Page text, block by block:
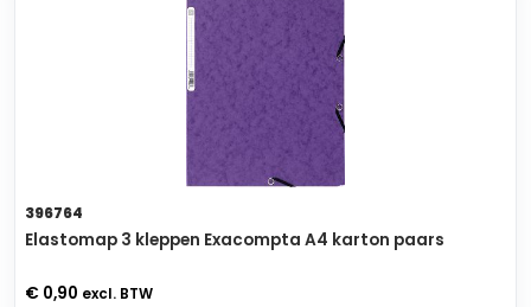
396764
Elastomap 3 kleppen Exacompta A4 karton paars
€ 0,90 excl. BTW